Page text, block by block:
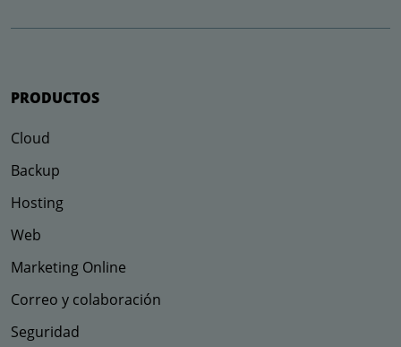
PRODUCTOS
Cloud
Backup
Hosting
Web
Marketing Online
Correo y colaboración
Seguridad